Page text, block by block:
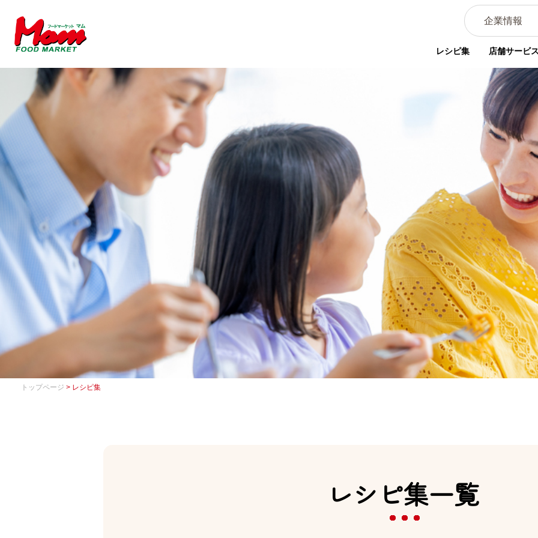
企業情報
レシピ集 店舗サービ
トップページ > レシピ集
レシピ集一覧